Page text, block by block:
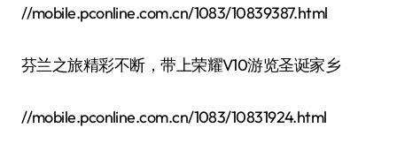
//mobile.pconline.com.cn/1083/10839387.html
芬兰之旅精彩不断，带上荣耀V10游览圣诞家乡
//mobile.pconline.com.cn/1083/10831924.html